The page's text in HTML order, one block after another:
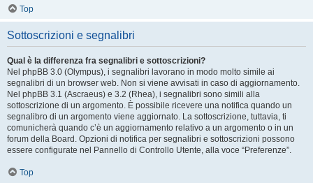
Top
Sottoscrizioni e segnalibri
Qual è la differenza fra segnalibri e sottoscrizioni?
Nel phpBB 3.0 (Olympus), i segnalibri lavorano in modo molto simile ai
segnalibri di un browser web. Non si viene avvisati in caso di aggiornamento.
Nel phpBB 3.1 (Ascraeus) e 3.2 (Rhea), i segnalibri sono simili alla
sottoscrizione di un argomento. È possibile ricevere una notifica quando un
segnalibro di un argomento viene aggiornato. La sottoscrizione, tuttavia, ti
comunicherà quando c’è un aggiornamento relativo a un argomento o in un
forum della Board. Opzioni di notifica per segnalibri e sottoscrizioni possono
essere configurate nel Pannello di Controllo Utente, alla voce “Preferenze”.
Top